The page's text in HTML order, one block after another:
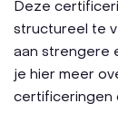
Deze
structureel te
aan strengere
je hier meer
certificeringen